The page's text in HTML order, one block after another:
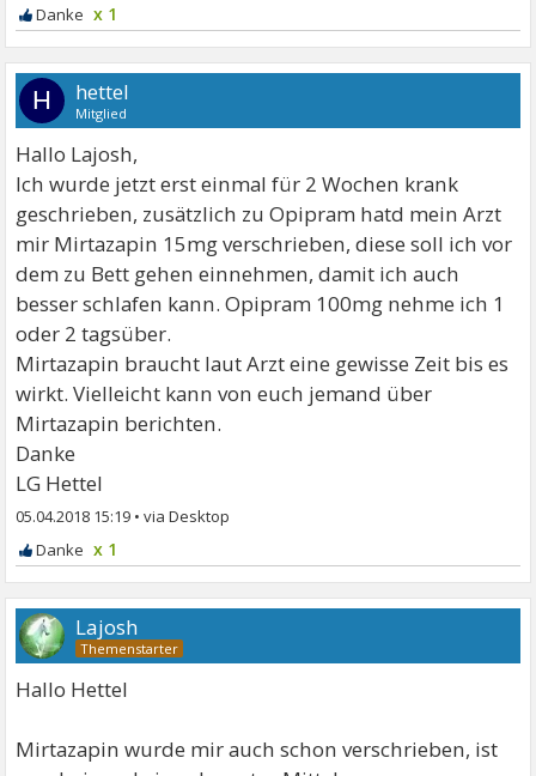
x 1
H hettel
Mitglied
Hallo Lajosh,
Ich wurde jetzt erst einmal für 2 Wochen krank
geschrieben, zusätzlich zu Opipram hatd mein Arzt
mir Mirtazapin 15mg verschrieben, diese soll ich vor
dem zu Bett gehen einnehmen, damit ich auch
besser schlafen kann. Opipram 100mg nehme ich 1
oder 2 tagsüber.
Mirtazapin braucht laut Arzt eine gewisse Zeit bis es
wirkt. Vielleicht kann von euch jemand über
Mirtazapin berichten.
Danke
LG Hettel
05.04.2018 15:19 •
x 1
Lajosh
Hallo Hettel
Mirtazapin wurde mir auch schon verschrieben, ist